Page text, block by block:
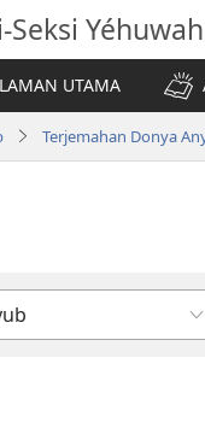
Seksi Yéhuwah
UTAMA
Terjemahan Donya